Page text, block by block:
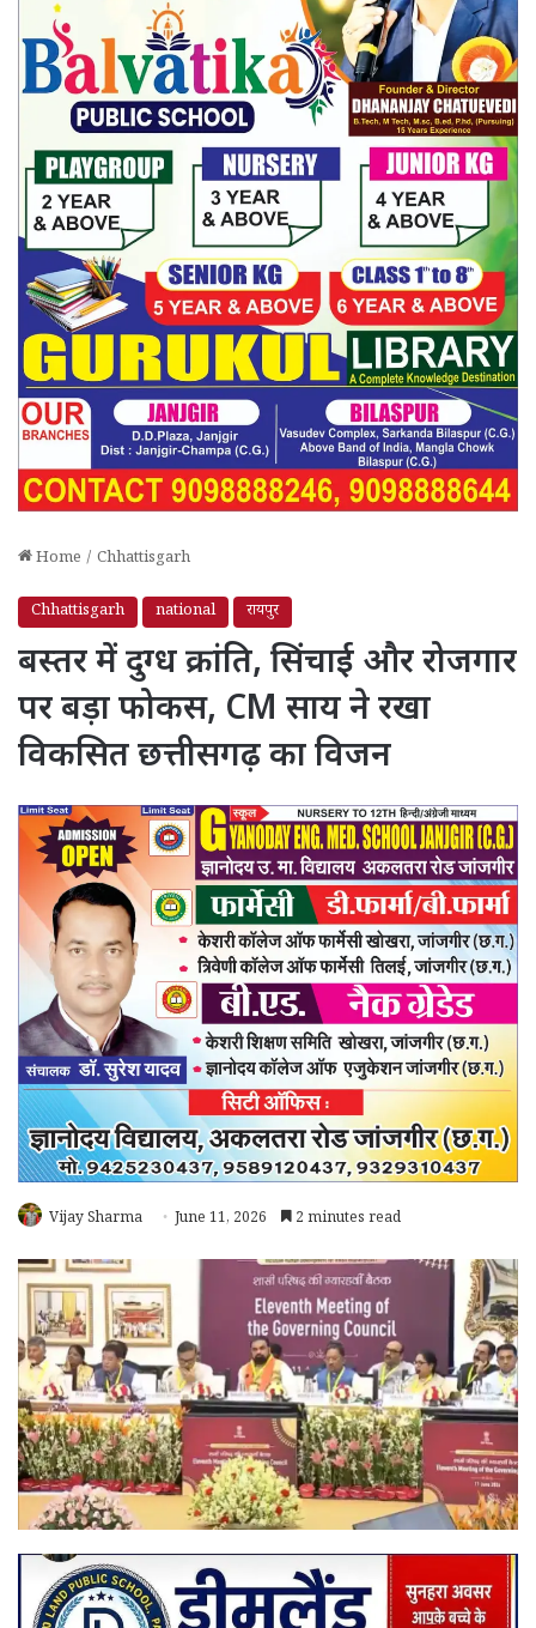
Home / Chhattisgarh
Chhattisgarh national रायपुर
बस्तर में दुग्ध क्रांति, सिंचाई और रोजगार
पर बड़ा फोकस, CM साय ने रखा
विकसित छत्तीसगढ़ का विजन
Vijay Sharma June 11, 2026 2 minutes read